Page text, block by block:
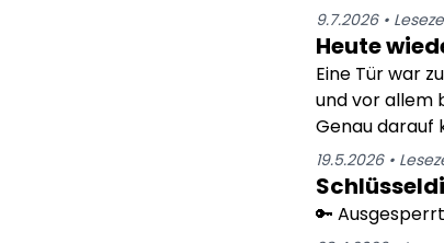
9.7.2026•
Heute
Eine Tür war
und vor allem
Genau darauf
19.5.2026•
🔑